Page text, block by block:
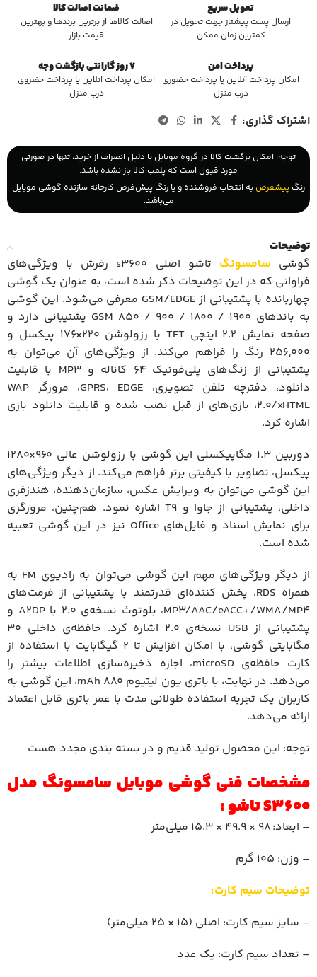
تحویل سریع
ارسال پست پیشتاز جهت تحویل در
کمترین زمان ممکن
ضمانت اصالت کالا
اصالت کالاها از برترین برندها و بهترین
قیمت بازار
پرداخت امن
امکان پرداخت آنلاین یا پرداخت حضوری
درب منزل
7 روز گارانتی بازگشت وجه
امکان پرداخت انلاین یا پرداخت حضروی
درب منزل
اشتراک گذاری:
توجه: امکان برگشت کالا در گروه موبایل با دلیل انصراف از خرید، تنها در صورتی
مورد قبول است که پلمب کالا باز نشده باشد.
رنگ پیشفرض به انتخاب فروشنده و یا رنگ پیش‌فرض کارخانه سازنده گوشی موبایل
می‌باشد.
توضیحات
گوشی سامسونگ
تاشو اصلی s3600 رفرش با ویژگی‌های
فراوانی که در این توضیحات ذکر شده است، به عنوان یک گوشی
چهاربانده با پشتیبانی از GSM/EDGE معرفی می‌شود. این گوشی
به باندهای GSM 850 / 900 / 1800 / 1900 پشتیبانی دارد و
صفحه نمایش 2.2 اینچی TFT با رزولوشن 220×176 پیکسل و
256,000 رنگ را فراهم می‌کند. از ویژگی‌های آن می‌توان به
پشتیبانی از زنگ‌های پلی‌فونیک 64 کاناله و MP3 با قابلیت
دانلود، دفترچه تلفن تصویری، GPRS، EDGE، مرورگر WAP
2.0/xHTML، بازی‌های از قبل نصب شده و قابلیت دانلود بازی
اشاره کرد.
دوربین 1.3 مگاپیکسلی این گوشی با رزولوشن عالی 960×1280
پیکسل، تصاویر با کیفیتی برتر فراهم می‌کند. از دیگر ویژگی‌های
این گوشی می‌توان به ویرایش عکس، سازمان‌دهنده، هندزفری
داخلی، پشتیبانی از جاوا و T9 اشاره نمود. هم‌چنین، مرورگری
برای نمایش اسناد و فایل‌های Office نیز در این گوشی تعبیه
شده است.
از دیگر ویژگی‌های مهم این گوشی می‌توان به رادیوی FM به
همراه RDS، پخش کننده‌ای قدرتمند با پشتیبانی از فرمت‌های
MP3/AAC/eACC+/WMA/MP4، بلوتوث نسخه‌ی 2.0 با A2DP و
پشتیبانی از USB نسخه‌ی 2.0 اشاره کرد. حافظه‌ی داخلی 30
مگابایتی گوشی، با امکان افزایش تا 2 گیگابایت با استفاده از
کارت حافظه‌ی microSD، اجازه ذخیره‌سازی اطلاعات بیشتر را
می‌دهد. در نهایت، با باتری یون لیتیوم mAh 880، این گوشی به
کاربران یک تجربه استفاده طولانی مدت با عمر باتری قابل اعتماد
ارائه می‌دهد.
توجه: این محصول تولید قدیم و در بسته بندی مجدد هست
مشخصات فنی گوشی موبایل سامسونگ مدل
S3600 تاشو :
– ابعاد: 98 × 49.9 × 15.3 میلی‌متر
– وزن: 105 گرم
توضیحات سیم کارت:
– سایز سیم کارت: اصلی (15 × 25 میلی‌متر)
– تعداد سیم کارت: یک عدد